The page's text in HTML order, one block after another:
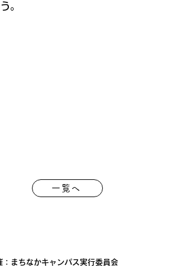
。
一覧へ
：まちなかキャンパス実行委員会